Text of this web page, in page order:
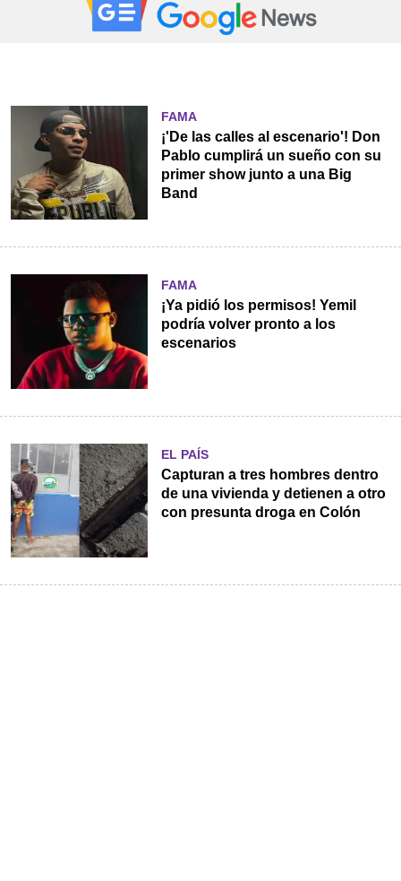
FAMA
¡'De las calles al escenario'! Don
Pablo cumplirá un sueño con su
primer show junto a una Big
Band
FAMA
¡Ya pidió los permisos! Yemil
podría volver pronto a los
escenarios
EL PAÍS
Capturan a tres hombres dentro
de una vivienda y detienen a otro
con presunta droga en Colón